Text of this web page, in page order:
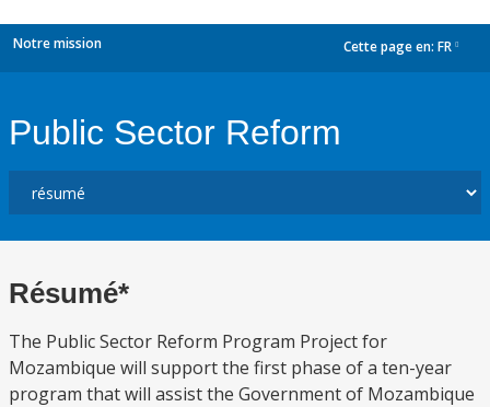
Notre mission Cette page en: FR
Public Sector Reform
Résumé*
The Public Sector Reform Program Project for
Mozambique will support the first phase of a ten-year
program that will assist the Government of Mozambique